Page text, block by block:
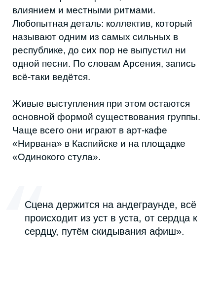
«Епанчин» называет своё творчество
«чем-то между абстрактным рэпом и
треки в паблике «Каспийский Ренессанс» и
личном телеграм-канале. Выступать в
Дагестане, по его словам, особо негде.
Независимые музыканты выступают только
в интернете. К возможной популярности он
относится с иронией:
ней связано. Мне приятнее видеть,
как люди сами меня находят».